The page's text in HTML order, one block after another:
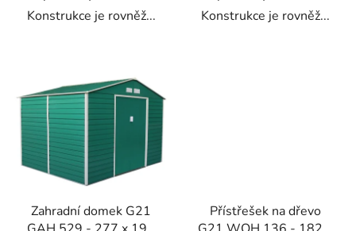
Konstrukce je rovněž...
Konstrukce je rovněž...
Zahradní domek G21
Přístřešek na dřevo